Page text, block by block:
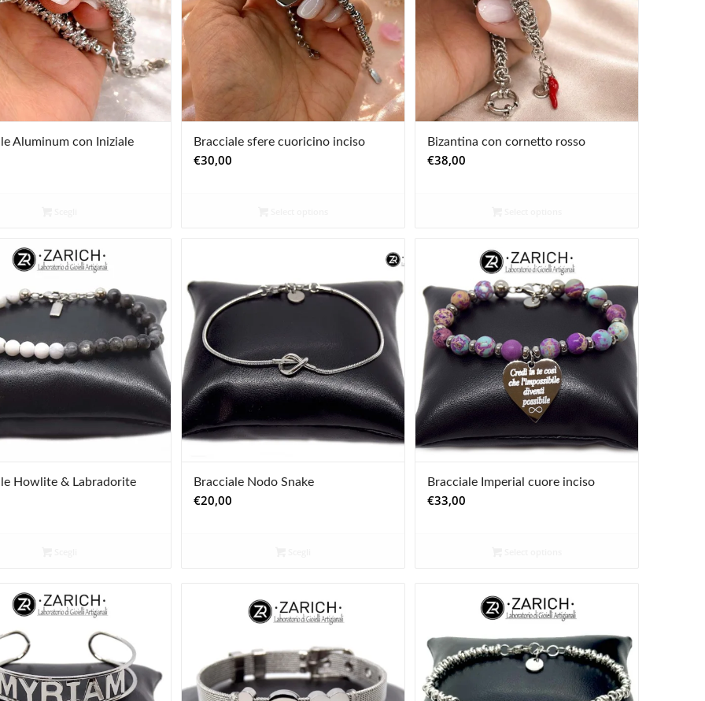
Aluminum con Iniziale Bracciale sfere cuoricino inciso
€30,00
Bizantina con cornetto rosso
€38,00
Howlite & Labradorite Bracciale Nodo Snake
€20,00
Bracciale Imperial cuore inciso
€33,00